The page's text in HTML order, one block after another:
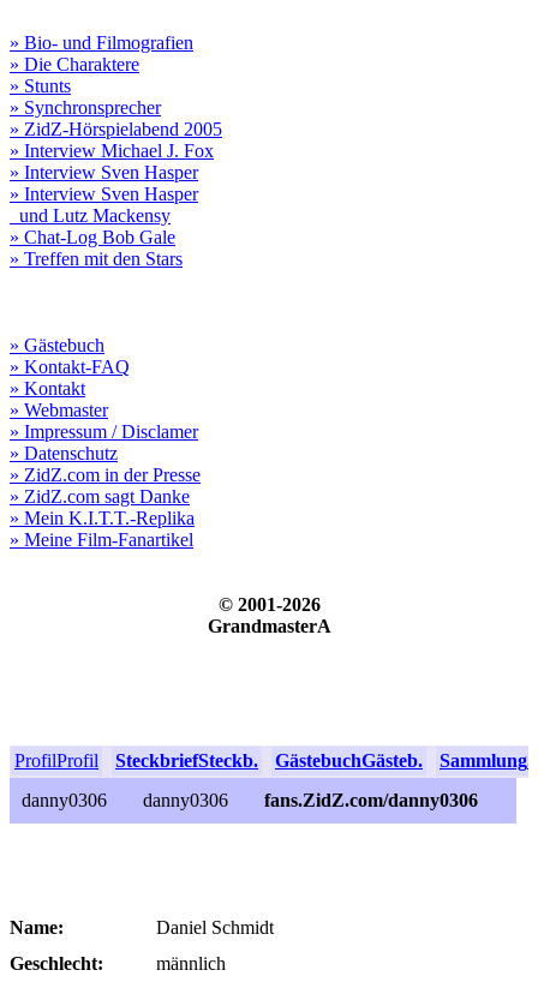
» Bio- und Filmografien
» Die Charaktere
» Stunts
» Synchronsprecher
» ZidZ-Hörspielabend 2005
» Interview Michael J. Fox
» Interview Sven Hasper
» Interview Sven Hasper
und Lutz Mackensy
» Chat-Log Bob Gale
» Treffen mit den Stars
» Gästebuch
» Kontakt-FAQ
» Kontakt
» Webmaster
» Impressum / Disclamer
» Datenschutz
» ZidZ.com in der Presse
» ZidZ.com sagt Danke
» Mein K.I.T.T.-Replika
» Meine Film-Fanartikel
© 2001-2026
GrandmasterA
ProfilProfil SteckbriefSteckb. GästebuchGästeb. Sammlung
danny0306
danny0306 fans.ZidZ.com/danny0306
Name:
Daniel Schmidt
Geschlecht:
männlich